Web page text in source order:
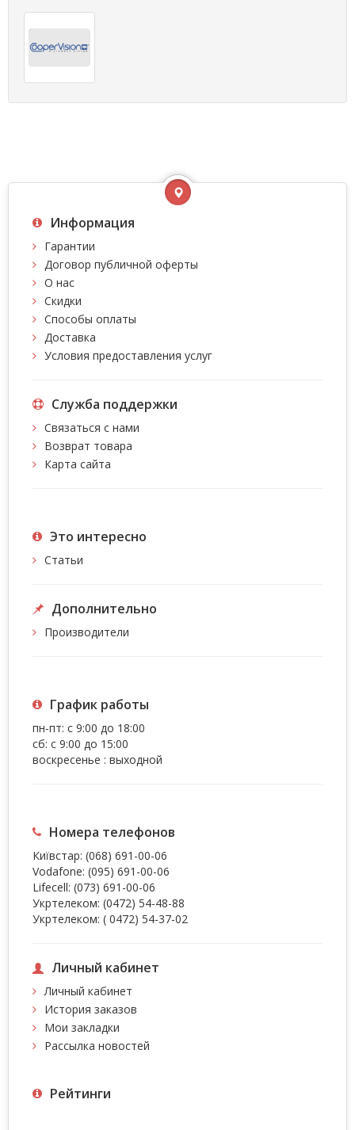
Информация
Гарантии
Договор публичной оферты
О нас
Скидки
Способы оплаты
Доставка
Условия предоставления услуг
Служба поддержки
Связаться с нами
Возврат товара
Карта сайта
Это интересно
Статьи
Дополнительно
Производители
График работы
пн-пт: с 9:00 до 18:00
сб: с 9:00 до 15:00
воскресенье : выходной
Номера телефонов
Київстар: (068) 691-00-06
Vodafone: (095) 691-00-06
Lifecell: (073) 691-00-06
Укртелеком: (0472) 54-48-88
Укртелеком: ( 0472) 54-37-02
Личный кабинет
Личный кабинет
История заказов
Мои закладки
Рассылка новостей
Рейтинги